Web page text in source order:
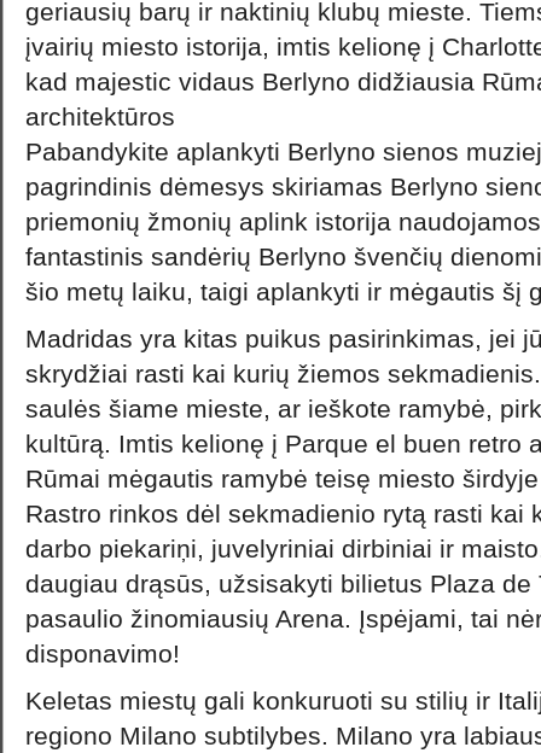
geriausių barų ir naktinių klubų mieste.
įvairių miesto istorija, imtis kelionę į
kad majestic vidaus Berlyno didžiausia
architektūros
Pabandykite aplankyti Berlyno sienos
pagrindinis dėmesys skiriamas Berlyno
priemonių žmonių aplink istorija
fantastinis sandėrių Berlyno švenčių
šio metų laiku, taigi aplankyti ir mėgautis šį
Madridas yra kitas puikus pasirinkimas, jei
skrydžiai rasti kai kurių žiemos
saulės šiame mieste, ar ieškote ramybė,
kultūrą. Imtis kelionę į Parque el buen retro
Rūmai mėgautis ramybė teisę miesto
Rastro rinkos dėl sekmadienio rytą rasti kai
darbo piekariņi, juvelyriniai dirbiniai ir
daugiau drąsūs, užsisakyti bilietus Plaza de
pasaulio žinomiausių Arena. Įspėjami, tai
disponavimo!
Keletas miestų gali konkuruoti su stilių ir
regiono Milano subtilybes. Milano yra